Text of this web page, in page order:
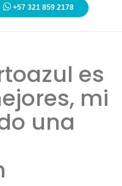
+57 321 859 2178
es
mi
una